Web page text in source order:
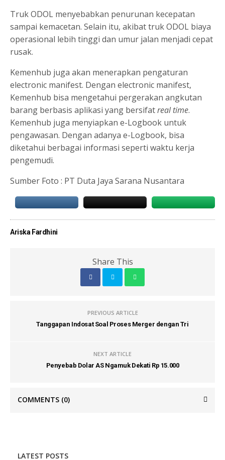
Truk ODOL menyebabkan penurunan kecepatan
sampai kemacetan. Selain itu, akibat truk ODOL biaya
operasional lebih tinggi dan umur jalan menjadi cepat
rusak.
Kemenhub juga akan menerapkan pengaturan
electronic manifest. Dengan electronic manifest,
Kemenhub bisa mengetahui pergerakan angkutan
barang berbasis aplikasi yang bersifatreal time.
Kemenhub juga menyiapkan e-Logbook untuk
pengawasan. Dengan adanya e-Logbook, bisa
diketahui berbagai informasi seperti waktu kerja
pengemudi.
Sumber Foto : PT Duta Jaya Sarana Nusantara
Ariska Fardhini
Share This
PREVIOUS ARTICLE
Tanggapan Indosat Soal Proses Merger dengan Tri
NEXT ARTICLE
Penyebab Dolar AS Ngamuk Dekati Rp 15.000
COMMENTS (0)
LATEST POSTS